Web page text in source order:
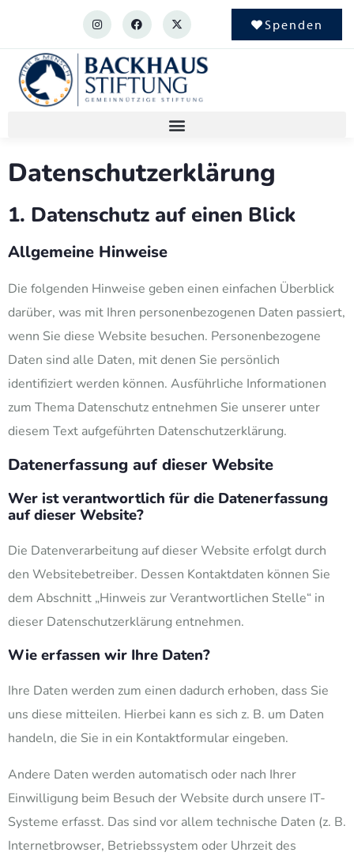
Spenden
Datenschutz­erklärung
1. Datenschutz auf einen Blick
Allgemeine Hinweise
Die folgenden Hinweise geben einen einfachen Überblick
darüber, was mit Ihren personenbezogenen Daten passiert,
wenn Sie diese Website besuchen. Personenbezogene
Daten sind alle Daten, mit denen Sie persönlich
identifiziert werden können. Ausführliche Informationen
zum Thema Datenschutz entnehmen Sie unserer unter
diesem Text aufgeführten Datenschutzerklärung.
Datenerfassung auf dieser Website
Wer ist verantwortlich für die Datenerfassung
auf dieser Website?
Die Datenverarbeitung auf dieser Website erfolgt durch
den Websitebetreiber. Dessen Kontaktdaten können Sie
dem Abschnitt „Hinweis zur Verantwortlichen Stelle“ in
dieser Datenschutzerklärung entnehmen.
Wie erfassen wir Ihre Daten?
Ihre Daten werden zum einen dadurch erhoben, dass Sie
uns diese mitteilen. Hierbei kann es sich z. B. um Daten
handeln, die Sie in ein Kontaktformular eingeben.
Andere Daten werden automatisch oder nach Ihrer
Einwilligung beim Besuch der Website durch unsere IT-
Systeme erfasst. Das sind vor allem technische Daten (z. B.
Internetbrowser, Betriebssystem oder Uhrzeit des